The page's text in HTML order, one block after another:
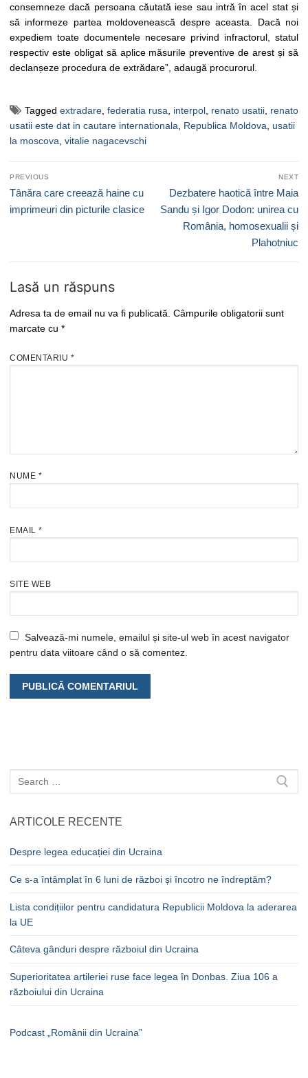
consemneze dacă persoana căutată iese sau intră în acel stat și
să informeze partea moldovenească despre aceasta. Dacă noi
expediem toate documentele necesare privind infractorul, statul
respectiv este obligat să aplice măsurile preventive de arest și să
declanșeze procedura de extrădare”, adaugă procurorul.
Tagged extradare federatia rusa interpol renato usatii renato
usatii este dat in cautare internationala
Republica Moldova
usatii
la moscova vitalie nagacevschi
Navigare
în
articole
PREVIOUS
Previous
post:
Tânăra care creează haine cu
imprimeuri din picturile clasice
NEXT
Next
post:
Dezbatere haotică între Maia
Sandu și Igor Dodon: unirea cu
România, homosexualii și
Plahotniuc
Lasă un răspuns
Adresa ta de email nu va fi publicată. Câmpurile obligatorii sunt
marcate cu *
COMENTARIU *
NUME *
EMAIL *
SITE WEB
Salvează-mi numele, emailul și site-ul web în acest navigator
pentru data viitoare când o să comentez.
Caută
după:
ARTICOLE RECENTE
Despre legea educației din Ucraina
Ce s-a întâmplat în 6 luni de război și încotro ne îndreptăm?
Lista condițiilor pentru candidatura Republicii Moldova la aderarea
la UE
Câteva gânduri despre războiul din Ucraina
Superioritatea artileriei ruse face legea în Donbas. Ziua 106 a
războiului din Ucraina
Podcast „Românii din Ucraina”